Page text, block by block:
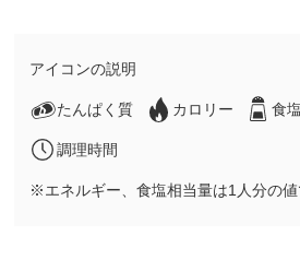
アイコンの説明
たんぱく質 カロリー 食
調理時間
※エネルギー、食塩相当量は1人分の値